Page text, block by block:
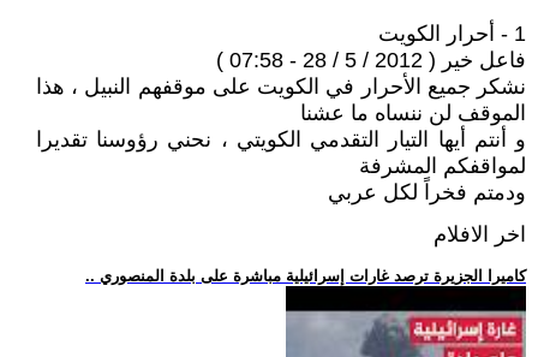
1 - أحرار الكويت
فاعل خير ( 2012 / 5 / 28 - 07:58 )
نشكر جميع الأحرار في الكويت على موقفهم النبيل ، هذا
الموقف لن ننساه ما عشنا
و أنتم أيها التيار التقدمي الكويتي ، نحني رؤوسنا تقديرا
لمواقفكم المشرفة
ودمتم فخراً لكل عربي
اخر الافلام
.. كاميرا الجزيرة ترصد غارات إسرائيلية مباشرة على بلدة المنصوري